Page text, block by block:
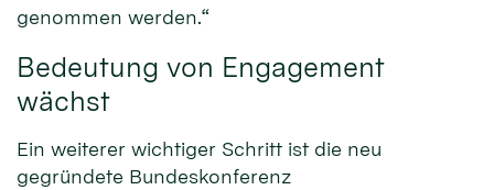
genommen werden.“
Bedeutung von Engagement
wächst
Ein weiterer wichtiger Schritt ist die neu
gegründete Bundeskonferenz